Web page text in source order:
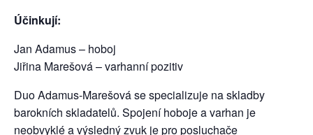
Účinkují:
Jan Adamus – hoboj
Jiřina Marešová – varhanní pozitiv
Duo Adamus-Marešová se specializuje na skladby
barokních skladatelů. Spojení hoboje a varhan je
neobvyklé a výsledný zvuk je pro posluchače